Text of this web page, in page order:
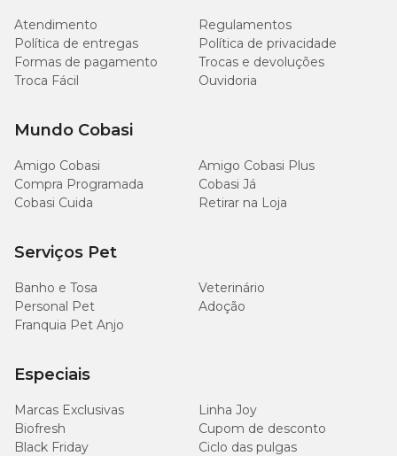
Atendimento
Regulamentos
Política de entregas
Política de privacidade
Formas de pagamento
Trocas e devoluções
Troca Fácil
Ouvidoria
Mundo Cobasi
Amigo Cobasi
Amigo Cobasi Plus
Compra Programada
Cobasi Já
Cobasi Cuida
Retirar na Loja
Serviços Pet
Banho e Tosa
Veterinário
Personal Pet
Adoção
Franquia Pet Anjo
Especiais
Marcas Exclusivas
Linha Joy
Biofresh
Cupom de desconto
Black Friday
Ciclo das pulgas